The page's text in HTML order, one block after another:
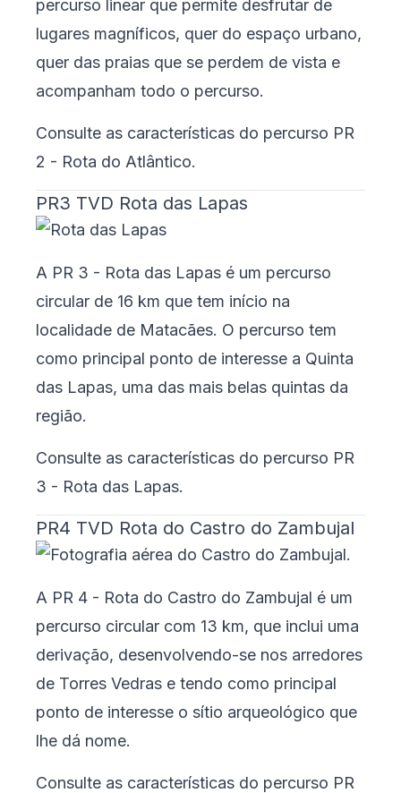
percurso linear que permite desfrutar de
lugares magníficos, quer do espaço urbano,
quer das praias que se perdem de vista e
acompanham todo o percurso.
Consulte as características do percurso PR
2 - Rota do Atlântico.
PR3 TVD Rota das Lapas
A PR 3 - Rota das Lapas é um percurso
circular de 16 km que tem início na
localidade de Matacães. O percurso tem
como principal ponto de interesse a Quinta
das Lapas, uma das mais belas quintas da
região.
Consulte as características do percurso PR
3 - Rota das Lapas.
PR4 TVD Rota do Castro do Zambujal
A PR 4 - Rota do Castro do Zambujal é um
percurso circular com 13 km, que inclui uma
derivação, desenvolvendo-se nos arredores
de Torres Vedras e tendo como principal
ponto de interesse o sítio arqueológico que
lhe dá nome.
Consulte as características do percurso PR